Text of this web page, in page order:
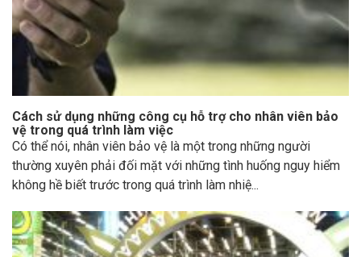
Cách sử dụng những công cụ hỗ trợ cho nhân viên bảo
vệ trong quá trình làm việc
Có thể nói, nhân viên bảo vệ là một trong những người
thường xuyên phải đối mặt với những tình huống nguy hiểm
không hề biết trước trong quá trình làm nhiệ...